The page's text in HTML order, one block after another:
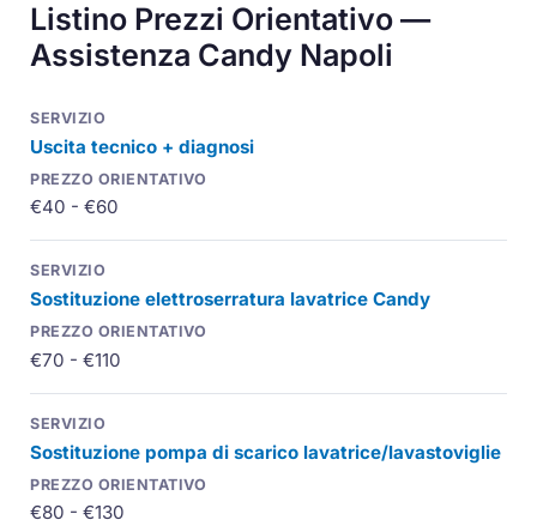
Listino Prezzi Orientativo —
Assistenza Candy Napoli
Uscita tecnico + diagnosi
€40 - €60
Sostituzione elettroserratura lavatrice Candy
€70 - €110
Sostituzione pompa di scarico lavatrice/lavastoviglie
€80 - €130